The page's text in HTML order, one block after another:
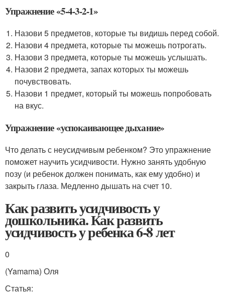
Упражнение «5-4-3-2-1»
Назови 5 предметов, которые ты видишь перед собой.
Назови 4 предмета, которые ты можешь потрогать.
Назови 3 предмета, которые ты можешь услышать.
Назови 2 предмета, запах которых ты можешь
почувствовать.
Назови 1 предмет, который ты можешь попробовать
на вкус.
Упражнение «успокаивающее дыхание»
Что делать с неусидчивым ребенком? Это упражнение
поможет научить усидчивости. Нужно занять удобную
позу (и ребенок должен понимать, как ему удобно) и
закрыть глаза. Медленно дышать на счет 10.
Как развить усидчивость у
дошкольника. Как развить
усидчивость у ребенка 6-8 лет
0
(Yamama) Оля
Статья: